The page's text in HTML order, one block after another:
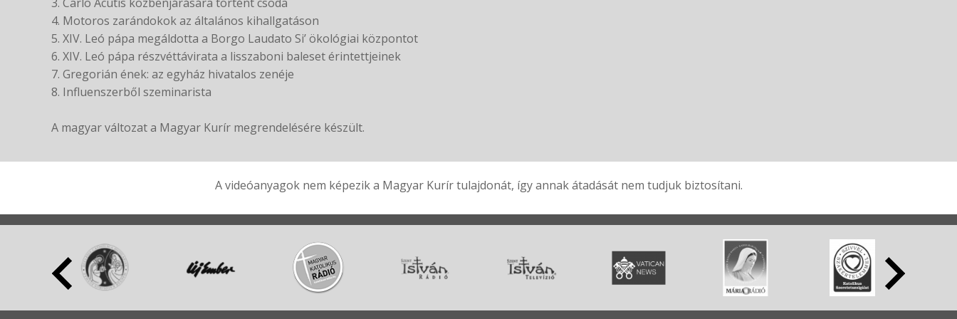
4. Motoros zarándokok az általános kihallgatáson
5. XIV. Leó pápa megáldotta a Borgo Laudato Si’ ökológiai központot
6. XIV. Leó pápa részvéttávirata a lisszaboni baleset érintettjeinek
7. Gregorián ének: az egyház hivatalos zenéje
8. Influenszerből szeminarista
A magyar változat a Magyar Kurír megrendelésére készült.
A videóanyagok nem képezik a Magyar Kurír tulajdonát, így annak átadását nem tudjuk biztosítani.